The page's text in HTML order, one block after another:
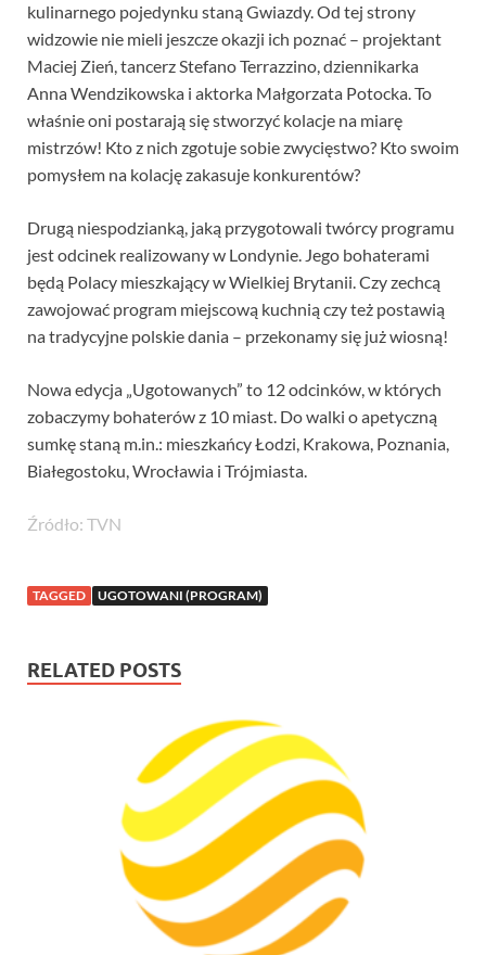
kulinarnego pojedynku staną Gwiazdy. Od tej strony
widzowie nie mieli jeszcze okazji ich poznać – projektant
Maciej Zień, tancerz Stefano Terrazzino, dziennikarka
Anna Wendzikowska i aktorka Małgorzata Potocka. To
właśnie oni postarają się stworzyć kolacje na miarę
mistrzów! Kto z nich zgotuje sobie zwycięstwo? Kto swoim
pomysłem na kolację zakasuje konkurentów?
Drugą niespodzianką, jaką przygotowali twórcy programu
jest odcinek realizowany w Londynie. Jego bohaterami
będą Polacy mieszkający w Wielkiej Brytanii. Czy zechcą
zawojować program miejscową kuchnią czy też postawią
na tradycyjne polskie dania – przekonamy się już wiosną!
Nowa edycja „Ugotowanych” to 12 odcinków, w których
zobaczymy bohaterów z 10 miast. Do walki o apetyczną
sumkę staną m.in.: mieszkańcy Łodzi, Krakowa, Poznania,
Białegostoku, Wrocławia i Trójmiasta.
Źródło: TVN
TAGGED UGOTOWANI (PROGRAM)
RELATED POSTS